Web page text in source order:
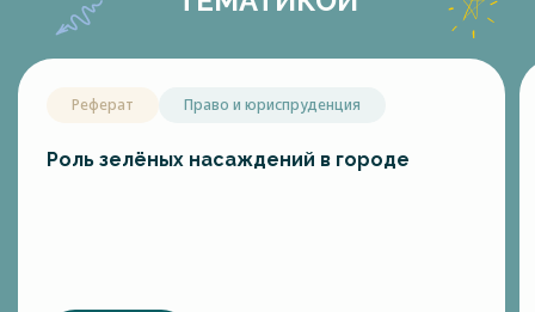
Реферат Право и юриспруденция
Роль зелёных насаждений в городе